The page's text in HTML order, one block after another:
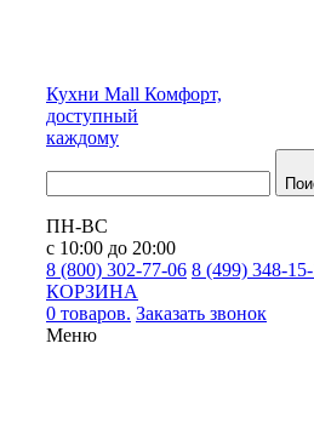
Кухни Mall Комфорт,
доступный
каждому
ПН-ВС
с 10:00 до 20:00
8 (800) 302-77-06 8 (499) 348-15-
КОРЗИНА
0 товаров. Заказать звонок
Меню